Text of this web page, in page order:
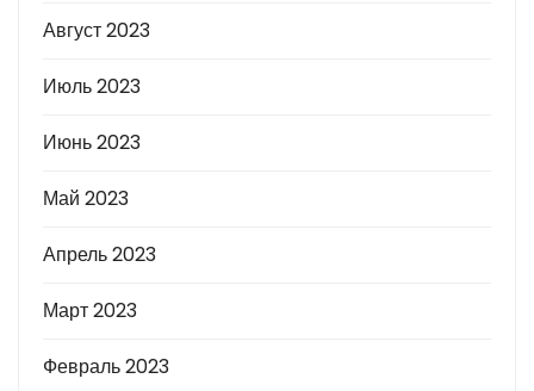
Август 2023
Июль 2023
Июнь 2023
Май 2023
Апрель 2023
Март 2023
Февраль 2023